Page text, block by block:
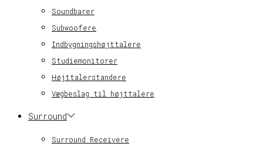
Soundbarer
Subwoofere
Indbygningshøjttalere
Studiemonitorer
Højttalerstandere
Vægbeslag til højttalere
Surround
Surround Receivere